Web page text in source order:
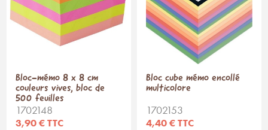
Bloc-mémo 8 x 8 cm
couleurs vives, bloc de
500 feuilles
1702148
3,90 € TTC
Bloc cube mémo encollé
multicolore
1702153
4,40 € TTC